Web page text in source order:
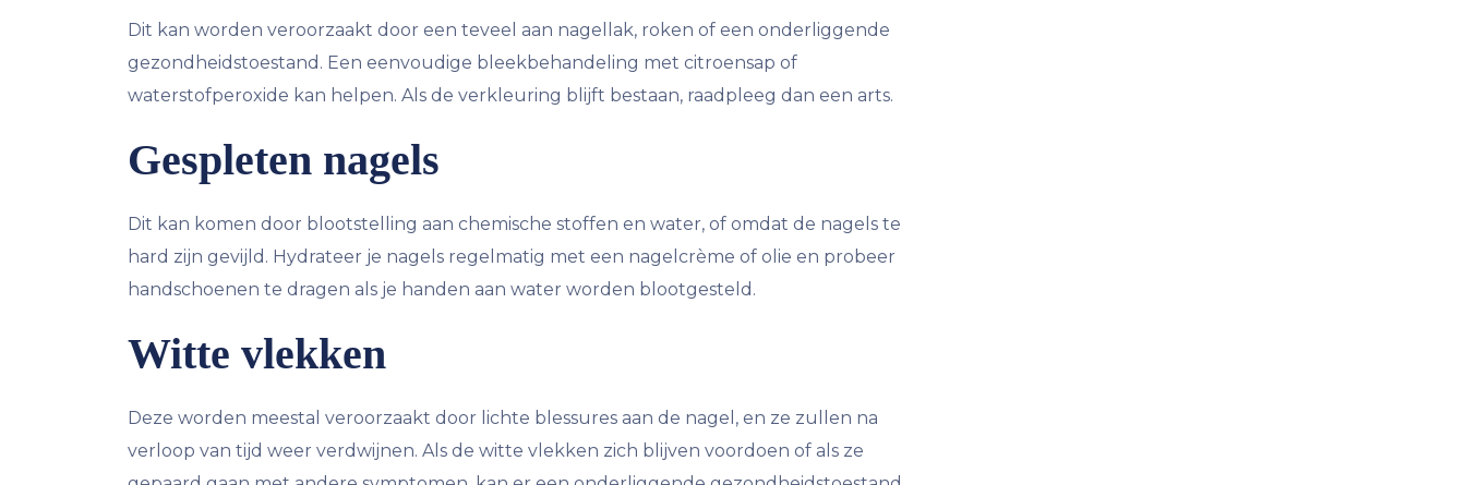
Dit kan worden veroorzaakt door een teveel aan nagellak, roken of een onderliggende
gezondheidstoestand. Een eenvoudige bleekbehandeling met citroensap of
waterstofperoxide kan helpen. Als de verkleuring blijft bestaan, raadpleeg dan een arts.
Gespleten nagels
Dit kan komen door blootstelling aan chemische stoffen en water, of omdat de nagels te
hard zijn gevijld. Hydrateer je nagels regelmatig met een nagelcrème of olie en probeer
handschoenen te dragen als je handen aan water worden blootgesteld.
Witte vlekken
Deze worden meestal veroorzaakt door lichte blessures aan de nagel, en ze zullen na
verloop van tijd weer verdwijnen. Als de witte vlekken zich blijven voordoen of als ze